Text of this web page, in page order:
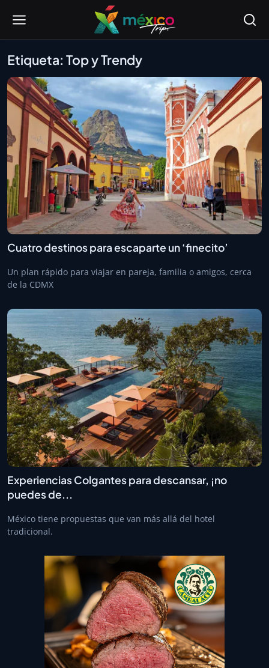
Etiqueta: Top y Trendy
Cuatro destinos para escaparte un ‘finecito’
Un plan rápido para viajar en pareja, familia o amigos, cerca
de la CDMX
Experiencias Colgantes para descansar, ¡no
puedes de...
México tiene propuestas que van más allá del hotel
tradicional.